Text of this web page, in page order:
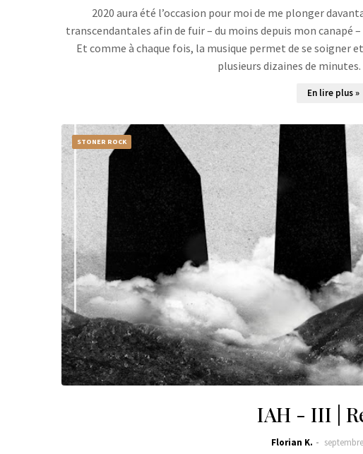
2020 aura été l’occasion pour moi de me plonger
transcendantales afin de fuir – du moins depuis mon
Et comme à chaque fois, la musique permet de se soigner
plusieurs dizaines de
En lire plus »
STONER ROCK
IAH - III |
Florian K.